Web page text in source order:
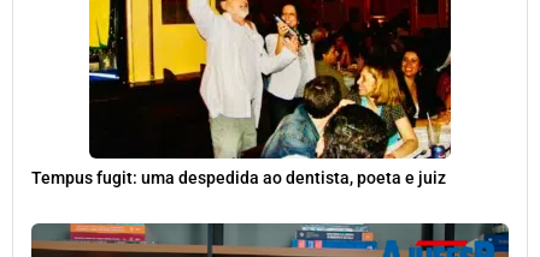
Tempus fugit: uma despedida ao dentista, poeta e juiz